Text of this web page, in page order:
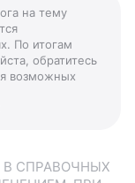
на тему
По итогам
обратитесь
возможных
СПРАВОЧНЫХ